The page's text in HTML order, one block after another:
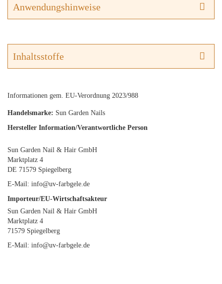
Anwendungshinweise
Inhaltsstoffe
Informationen gem. EU-Verordnung 2023/988
Handelsmarke: Sun Garden Nails
Hersteller Information/Verantwortliche Person
Sun Garden Nail & Hair GmbH
Marktplatz 4
DE 71579 Spiegelberg
E-Mail: info@uv-farbgele.de
Importeur/EU-Wirtschaftsakteur
Sun Garden Nail & Hair GmbH
Marktplatz 4
71579 Spiegelberg
E-Mail: info@uv-farbgele.de